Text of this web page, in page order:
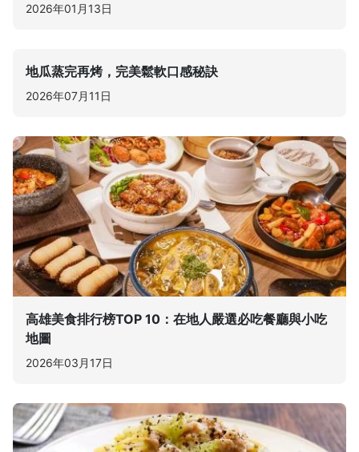
2026年01月13日
地瓜蒸完再烤，完美鬆軟口感秘訣
2026年07月11日
高雄美食排行榜TOP 10：在地人嚴選必吃餐廳與小吃
地圖
2026年03月17日